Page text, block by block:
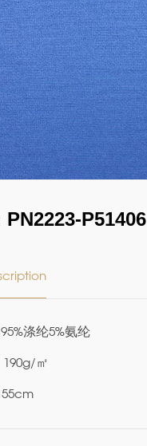
PN2223-P51406
涤纶5%氨纶
190g/㎡